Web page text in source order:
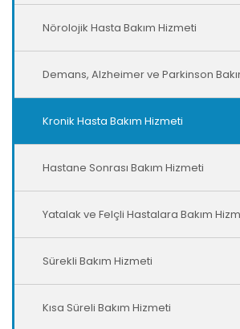
ve Psikiyatri Doktoru Hizmeti
Nörolojik Hasta Bakım Hizmeti
Demans, Alzheimer ve Parkinson
Kronik Hasta Bakım Hizmeti
Hastane Sonrası Bakım Hizmeti
Yatalak ve Felçli Hastalara Bakım
Sürekli Bakım Hizmeti
Kısa Süreli Bakım Hizmeti